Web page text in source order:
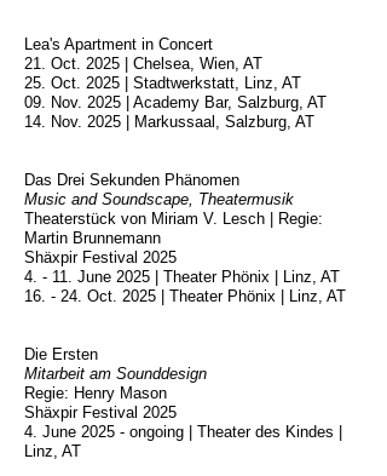
Lea's Apartment in Concert
21. Oct. 2025 | Chelsea, Wien, AT
25. Oct. 2025 | Stadtwerkstatt, Linz, AT
09. Nov. 2025 | Academy Bar, Salzburg, AT
14. Nov. 2025 | Markussaal, Salzburg, AT
Das Drei Sekunden Phänomen
Music and Soundscape, Theatermusik
Theaterstück von Miriam V. Lesch | Regie:
Martin Brunnemann
Shäxpir Festival 2025
4. - 11. June 2025 | Theater Phönix | Linz, AT
16. - 24. Oct. 2025 | Theater Phönix | Linz, AT
Die Ersten
Mitarbeit am Sounddesign
Regie: Henry Mason
Shäxpir Festival 2025
4. June 2025 - ongoing | Theater des Kindes |
Linz, AT